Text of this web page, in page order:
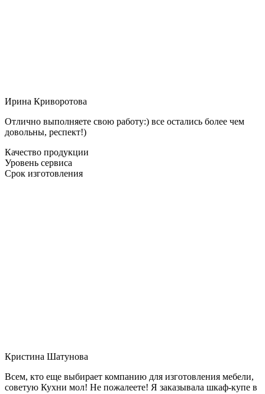
Ирина Криворотова
Отлично выполняете свою работу:) все остались более чем
довольны, респект!)
Качество продукции
Уровень сервиса
Срок изготовления
Кристина Шатунова
Всем, кто еще выбирает компанию для изготовления мебели,
советую Кухни мол! Не пожалеете! Я заказывала шкаф-купе в